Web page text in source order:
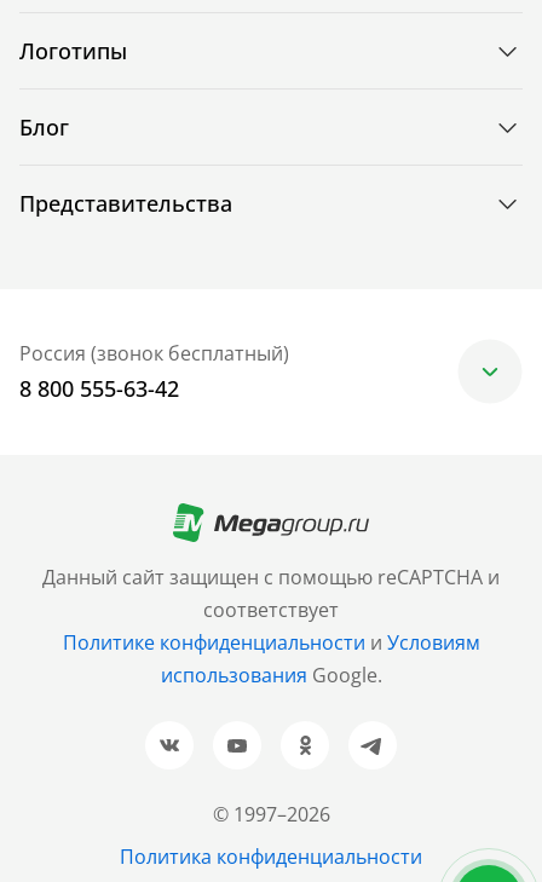
© 1997–2026
Политика конфиденциальности
Данный сайт защищен с помощью reCAPTCHA и
соответствует
Политике конфиденциальности и Условиям
использования Google.
Логотипы
Блог
Представительства
Россия (звонок бесплатный)
8 800 555-63-42
+7 (499) 705-30-10
Санкт-Петербург
+7 (812) 600-77-33
Барнаул
+7 (961) 999-93-93
Новосибирск